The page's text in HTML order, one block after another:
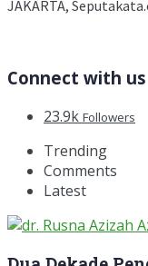
JAKARTA,
Connect with us
23.9k Followers
Trending
Comments
Latest